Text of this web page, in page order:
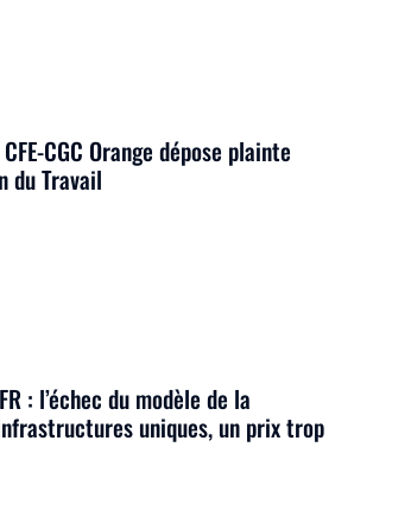
CGC Orange dépose plainte
du Travail
: l’échec du modèle de la
uniques, un prix trop